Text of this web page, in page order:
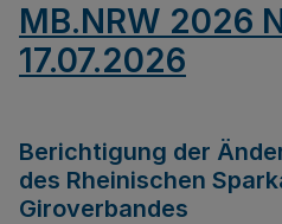
MB.NRW 2026
17.07.2026
Berichtigung der
des Rheinischen
Giroverbandes